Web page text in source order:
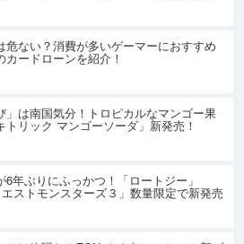
危ない？消費が多いゲーマーにおすすめ
カードローンを紹介！
」は南国気分！トロピカルなマンゴー果
トリック マンゴーソーダ」新発売！
年ぶりにふっかつ！「ロートジー」
ストモンスターズ３」数量限定で新発売